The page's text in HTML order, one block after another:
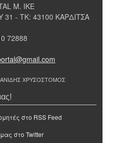
Μ. ΙΚΕ
- ΤΚ: 43100 ΚΑΡΔΙΤΣΑ
72888
ΧΡΥΣΟΣΤΟΜΟΣ
στο RSS Feed
στο Twitter